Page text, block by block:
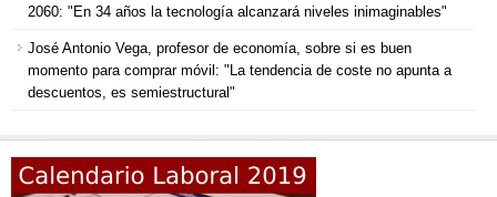
2060: "En 34 años la tecnología alcanzará niveles inimaginables"
José Antonio Vega, profesor de economía, sobre si es buen
momento para comprar móvil: "La tendencia de coste no apunta a
descuentos, es semiestructural"